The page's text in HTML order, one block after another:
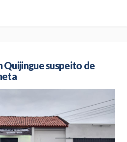
Quijingue suspeito de